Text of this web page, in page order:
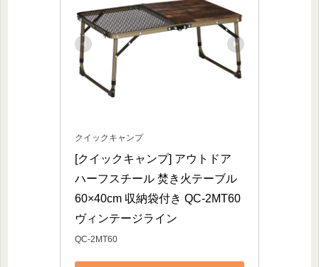
クイックキャンプ
[クイックキャンプ] アウトドア
ハーフスチール 焚き火テーブル
60×40cm 収納袋付き QC-2MT60
ヴィンテージライン
QC-2MT60